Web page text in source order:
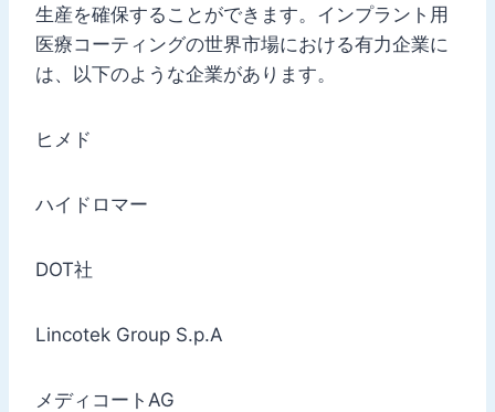
生産を確保することができます。インプラント用
医療コーティングの世界市場における有力企業に
は、以下のような企業があります。
ヒメド
ハイドロマー
DOT社
Lincotek Group S.p.A
メディコートAG